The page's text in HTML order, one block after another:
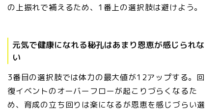
の上振れで補えるため、1番上の選択肢は避けよう。
元気で健康になれる秘孔はあまり恩恵が感じられな
い
3番目の選択肢では体力の最大値が12アップする。回
復イベントのオーバーフローが起こりづらくなるた
め、育成の立ち回りは楽になるが恩恵を感じづらい選